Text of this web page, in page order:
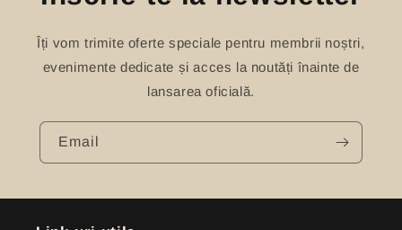
Îți vom trimite oferte speciale pentru membrii noștri,
evenimente dedicate și acces la noutăți înainte de
lansarea oficială.
Email